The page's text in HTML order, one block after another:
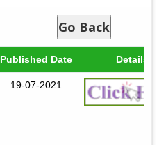
Go Back
Published Date Details
19-07-2021